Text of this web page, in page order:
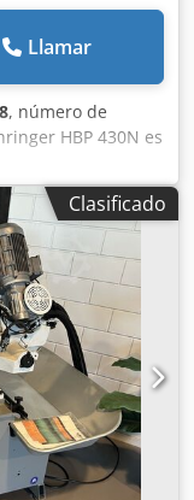
Llamar
, número de
HBP 430N es
diseñada
de metales. Es
sólidos, tubos y
y su alta
para cortes
posibles cortes
de Ø 430 mm
ajustable de
versátil. El
de sujeción
con 150
y eficiente. Con
una gran
talleres de
Clasificado